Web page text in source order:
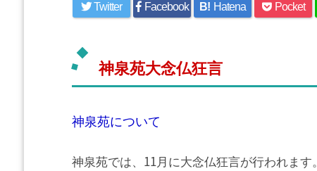
Twitter Facebook B! Hatena Pocket
神泉苑大念仏狂言
神泉苑について
神泉苑では、11月に大念仏狂言が行われます。